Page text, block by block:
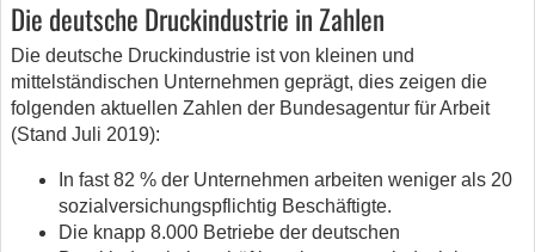
Die deutsche Druckindustrie in Zahlen
Die deutsche Druckindustrie ist von kleinen und
mittelständischen Unternehmen geprägt, dies zeigen die
folgenden aktuellen Zahlen der Bundesagentur für Arbeit
(Stand Juli 2019):
In fast 82 % der Unternehmen arbeiten weniger als 20
sozialversichungspflichtig Beschäftigte.
Die knapp 8.000 Betriebe der deutschen